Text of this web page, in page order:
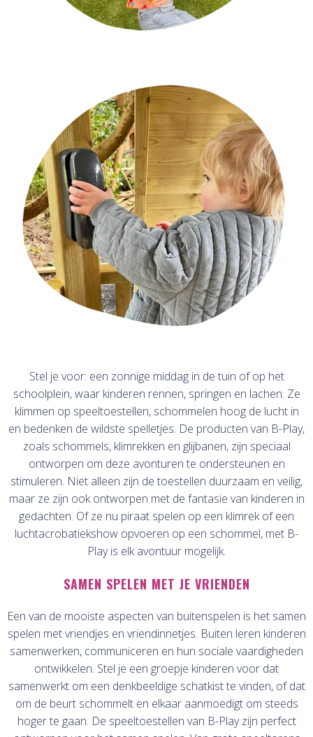
Stel je voor: een zonnige middag in de tuin of op het
schoolplein, waar kinderen rennen, springen en lachen. Ze
klimmen op speeltoestellen, schommelen hoog de lucht in
en bedenken de wildste spelletjes. De producten van B-Play,
zoals schommels, klimrekken en glijbanen, zijn speciaal
ontworpen om deze avonturen te ondersteunen en
stimuleren. Niet alleen zijn de toestellen duurzaam en veilig,
maar ze zijn ook ontworpen met de fantasie van kinderen in
gedachten. Of ze nu piraat spelen op een klimrek of een
luchtacrobatiekshow opvoeren op een schommel, met B-
Play is elk avontuur mogelijk.
SAMEN SPELEN MET JE VRIENDEN
Een van de mooiste aspecten van buitenspelen is het samen
spelen met vriendjes en vriendinnetjes. Buiten leren kinderen
samenwerken, communiceren en hun sociale vaardigheden
ontwikkelen. Stel je een groepje kinderen voor dat
samenwerkt om een denkbeeldige schatkist te vinden, of dat
om de beurt schommelt en elkaar aanmoedigt om steeds
hoger te gaan. De speeltoestellen van B-Play zijn perfect